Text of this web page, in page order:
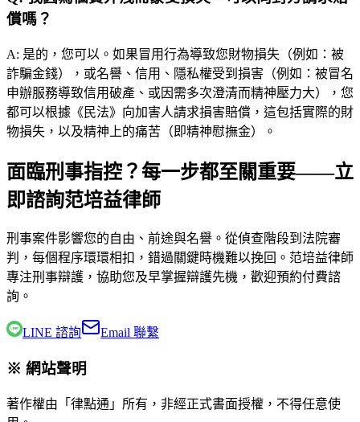
償嗎？
A: 是的，您可以。如果冒用行為導致您財物損失（例如：被
詐騙金錢），或名譽、信用、隱私權受到損害（例如：被冒名
申辦服務導致信用破產、或因需多次澄清而精神壓力大），您
都可以根據《民法》向加害人請求損害賠償，這包括實際的財
物損失，以及精神上的痛苦（即精神慰撫金）。
面臨刑事指控？每一步都至關重要——立
即諮詢范培益律師
刑事案件影響您的自由、前途與名譽。從偵查階段到法院審
判，每個程序環環相扣，錯過關鍵時機難以挽回。 范培益律師
專注刑事辯護，協助您及早掌握辯護先機，歡迎預約付費諮
詢。
LINE 諮詢 Email 聯繫
※ 網站聲明
著作權由「律點通」所有，非經正式書面授權，不得任意使